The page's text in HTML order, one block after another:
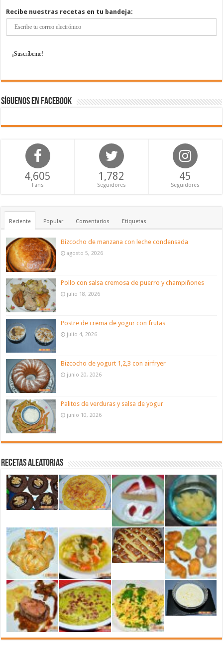
Recibe nuestras recetas en tu bandeja:
Síguenos en Facebook
4,605
Fans
1,782
Seguidores
45
Seguidores
Reciente Popular Comentarios Etiquetas
Bizcocho de manzana con leche condensada
agosto 5, 2026
Pollo con salsa cremosa de puerro y champiñones
julio 18, 2026
Postre de crema de yogur con frutas
julio 4, 2026
Bizcocho de yogurt 1,2,3 con airfryer
junio 20, 2026
Palitos de verduras y salsa de yogur
junio 10, 2026
Recetas aleatorias